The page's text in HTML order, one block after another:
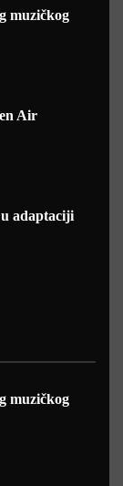
muzičkog
Air
adaptaciji
muzičkog